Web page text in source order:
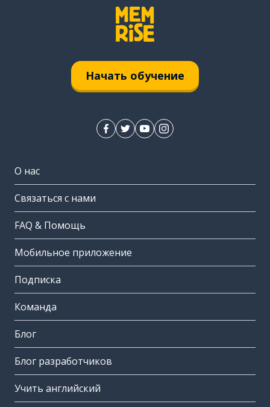
Начать обучение
О нас
Связаться с нами
FAQ & Помощь
Мобильное приложение
Подписка
Команда
Блог
Блог разработчиков
Учить английский